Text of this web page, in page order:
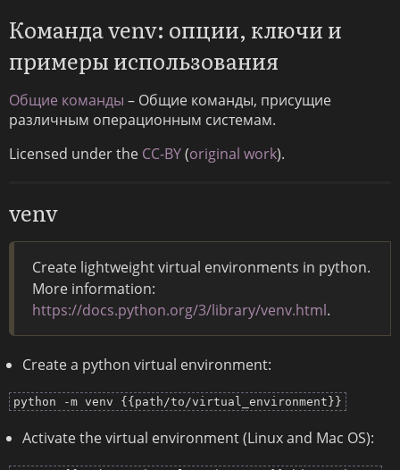
Команда venv: опции, ключи и
примеры использования
Общие команды – Общие команды, присущие
различным операционным системам.
Licensed under the CC-BY(original work).
venv
Create lightweight virtual environments in python.
More information:
https://docs.python.org/3/library/venv.html.
Create a python virtual environment:
python -m venv {{path/to/virtual_environment}}
Activate the virtual environment (Linux and Mac OS):